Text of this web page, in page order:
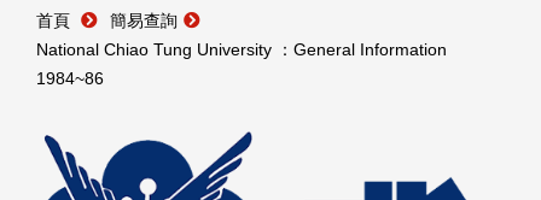
資料調閱申請
首頁
簡易查詢
National Chiao Tung University ：General Information
1984~86